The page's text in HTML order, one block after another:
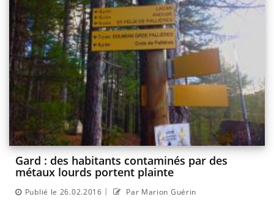
Gard : des habitants contaminés par des
métaux lourds portent plainte
Publié le 26.02.2016 | Par Marion Guérin